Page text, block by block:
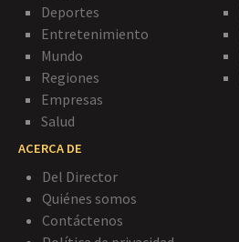
Deportes
Entretenimiento
Mundo
Regiones
Empresas
Salud
ACERCA DE
Del Director
Quiénes somos
Contáctenos